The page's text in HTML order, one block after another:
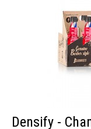
Densify -